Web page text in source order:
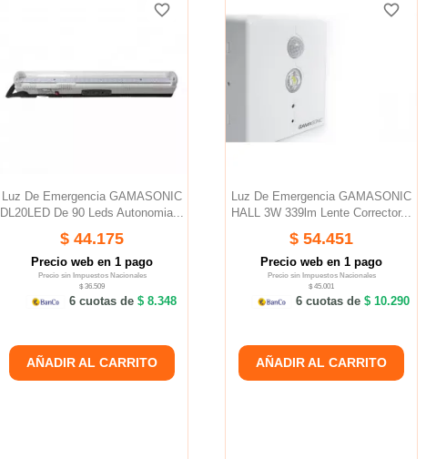
Luz De Emergencia GAMASONIC
DL20LED De 90 Leds Autonomia...
$ 44.175
Precio web en 1 pago
Precio sin Impuestos Nacionales
$ 36.509
6 cuotas de$ 8.348
AÑADIR AL CARRITO
favorite_border
favorite_border
Luz De Emergencia GAMASONIC
HALL 3W 339lm Lente Corrector...
$ 54.451
Precio web en 1 pago
Precio sin Impuestos Nacionales
$ 45.001
6 cuotas de $ 10.290
AÑADIR AL CARRITO
favorite_border
favorite_border